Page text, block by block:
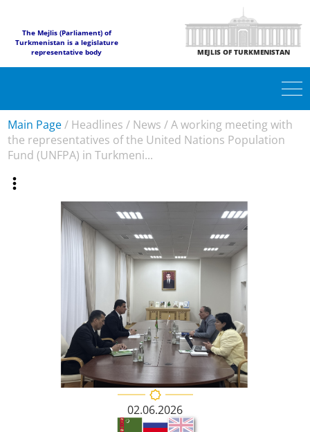
The Mejlis (Parliament) of
Turkmenistan is a legislature
representative body
MEJLIS OF TURKMENISTAN
Main Page/ Headlines / News /A working meeting with
the representatives of the United Nations Population
Fund (UNFPA) in Turkmeni...
02.06.2026